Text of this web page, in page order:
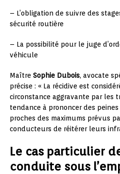
– L’obligation de suivre des
sécurité routière
– La possibilité pour le juge
véhicule
Maître Sophie Dubois, avocate
précise : « La récidive est
circonstance aggravante par les
tendance à prononcer des
proches des maximums prévus
conducteurs de réitérer leurs
Le cas particulier
conduite sous